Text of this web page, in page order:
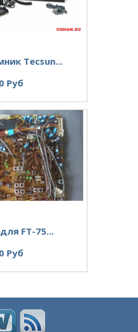
Tecsun...
Руб
FT-75...
Руб